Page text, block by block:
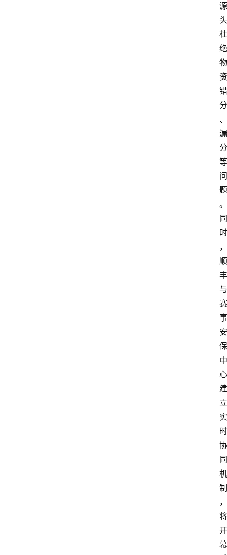
源
头
杜
绝
物
资
错
分
、
漏
分
等
问
题
。
同
时
，
顺
丰
与
赛
事
安
保
中
心
建
立
实
时
协
同
机
制
，
将
开
幕